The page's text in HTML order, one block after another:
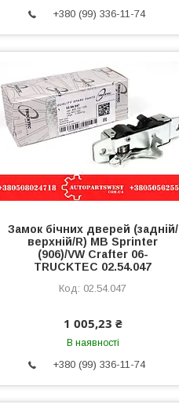
+380 (99) 336-11-74
Замок бічних дверей (задній/
верхній/R) MB Sprinter
(906)/VW Crafter 06-
TRUCKTEC 02.54.047
02.54.047
1 005,23 ₴
В наявності
+380 (99) 336-11-74